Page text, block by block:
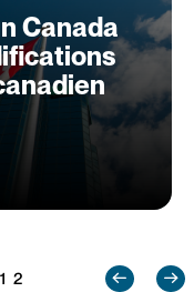
Canada